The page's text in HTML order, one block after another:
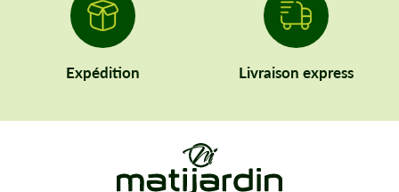
Expédition Livraison express